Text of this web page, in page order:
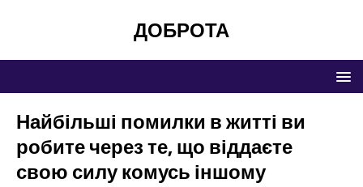
ДОБРОТА
Найбільші помилки в житті ви
робите через те, що віддаєте
свою силу комусь іншому